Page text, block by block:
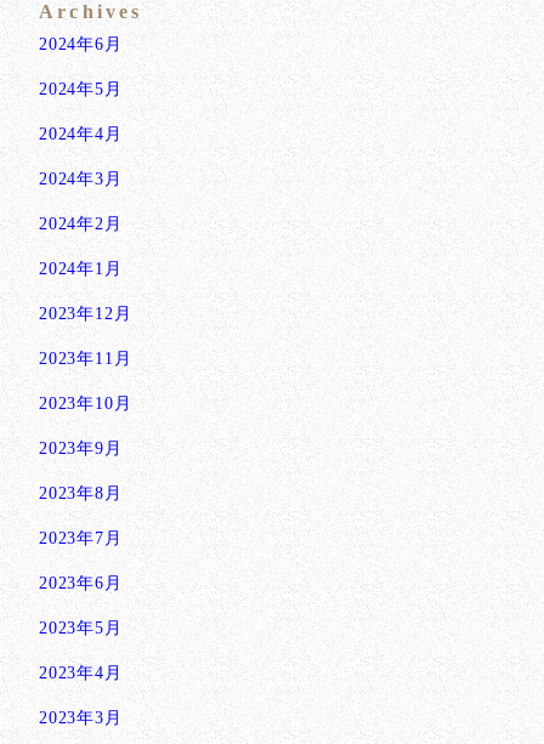
Archives
2024年6月
2024年5月
2024年4月
2024年3月
2024年2月
2024年1月
2023年12月
2023年11月
2023年10月
2023年9月
2023年8月
2023年7月
2023年6月
2023年5月
2023年4月
2023年3月